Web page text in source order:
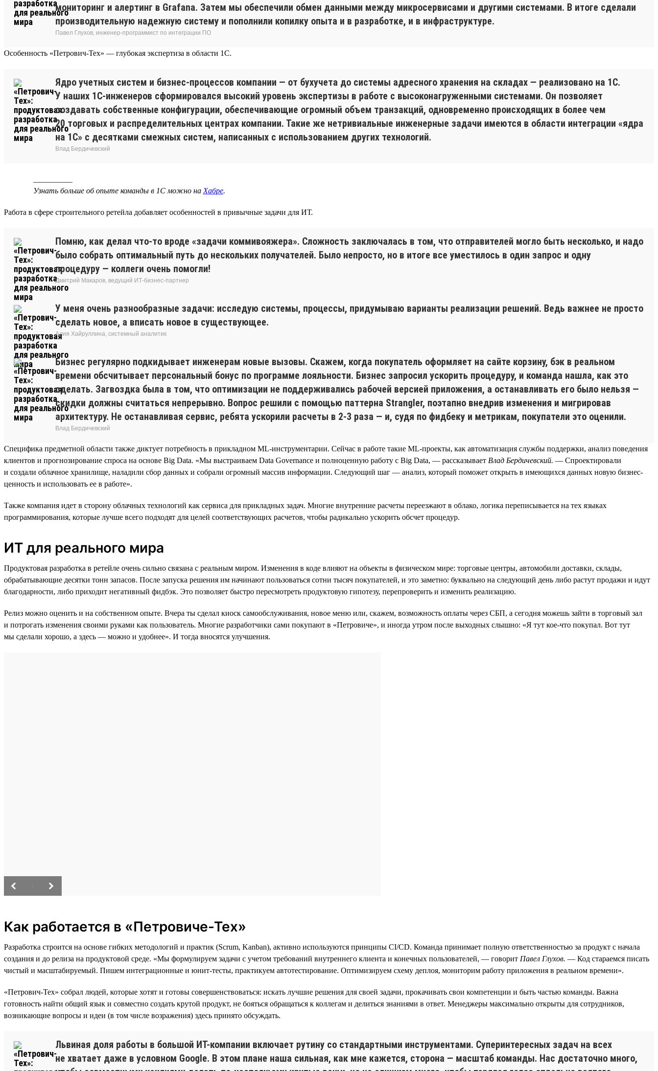
мониторинг и алертинг в Grafana. Затем мы обеспечили обмен данными между микросервисами и другими системами. В итоге сделали
производительную надежную систему и пополнили копилку опыта и в разработке, и в инфраструктуре.
Павел Глухов, инженер-программист по интеграции ПО
Особенность «Петрович-Тех» — глубокая экспертиза в области 1С.
Ядро учетных систем и бизнес-процессов компании — от бухучета до системы адресного хранения на складах — реализовано на 1С.
У наших 1С-инженеров сформировался высокий уровень экспертизы в работе с высоконагруженными системами. Он позволяет
создавать собственные конфигурации, обеспечивающие огромный объем транзакций, одновременно происходящих в более чем
20 торговых и распределительных центрах компании. Такие же нетривиальные инженерные задачи имеются в области интеграции «ядра
на 1С» с десятками смежных систем, написанных с использованием других технологий.
Влад Бердичевский
Узнать больше об опыте команды в 1С можно на Хабре.
Работа в сфере строительного ретейла добавляет особенностей в привычные задачи для ИТ.
Помню, как делал что-то вроде «задачи коммивояжера». Сложность заключалась в том, что отправителей могло быть несколько, и надо
было собрать оптимальный путь до нескольких получателей. Было непросто, но в итоге все уместилось в один запрос и одну
процедуру — коллеги очень помогли!
Дмитрий Макаров, ведущий ИТ-бизнес-партнер
У меня очень разнообразные задачи: исследую системы, процессы, придумываю варианты реализации решений. Ведь важнее не просто
сделать новое, а вписать новое в существующее.
Алия Хайруллина, системный аналитик
Бизнес регулярно подкидывает инженерам новые вызовы. Скажем, когда покупатель оформляет на сайте корзину, бэк в реальном
времени обсчитывает персональный бонус по программе лояльности. Бизнес запросил ускорить процедуру, и команда нашла, как это
сделать. Загвоздка была в том, что оптимизации не поддерживались рабочей версией приложения, а останавливать его было нельзя —
скидки должны считаться непрерывно. Вопрос решили с помощью паттерна Strangler, поэтапно внедрив изменения и мигрировав
архитектуру. Не останавливая сервис, ребята ускорили расчеты в 2‑3 раза — и, судя по фидбеку и метрикам, покупатели это оценили.
Влад Бердичевский
Специфика предметной области также диктует потребность в прикладном ML‑инструментарии. Сейчас в работе такие ML‑проекты, как автоматизация службы поддержки, анализ поведения
клиентов и прогнозирование спроса на основе Big Data. «Мы выстраиваем Data Governance и полноценную работу с Big Data, — рассказывает Влад Бердичевский. — Спроектировали
и создали облачное хранилище, наладили сбор данных и собрали огромный массив информации. Следующий шаг — анализ, который поможет открыть в имеющихся данных новую бизнес-
ценность и использовать ее в работе».
Также компания идет в сторону облачных технологий как сервиса для прикладных задач. Многие внутренние расчеты переезжают в облако, логика переписывается на тех языках
программирования, которые лучше всего подходят для целей соответствующих расчетов, чтобы радикально ускорить обсчет процедур.
ИТ для реального мира
Продуктовая разработка в ретейле очень сильно связана с реальным миром. Изменения в коде влияют на объекты в физическом мире: торговые центры, автомобили доставки, склады,
обрабатывающие десятки тонн запасов. После запуска решения им начинают пользоваться сотни тысяч покупателей, и это заметно: буквально на следующий день либо растут продажи и идут
благодарности, либо приходит негативный фидбэк. Это позволяет быстро пересмотреть продуктовую гипотезу, перепроверить и изменить реализацию.
Релиз можно оценить и на собственном опыте. Вчера ты сделал киоск самообслуживания, новое меню или, скажем, возможность оплаты через СБП, а сегодня можешь зайти в торговый зал
и потрогать изменения своими руками как пользователь. Многие разработчики сами покупают в «Петровиче», и иногда утром после выходных слышно: «Я тут кое-что покупал. Вот тут
мы сделали хорошо, а здесь — можно и удобнее». И тогда вносятся улучшения.
Как работается в «Петровиче-Тех»
Разработка строится на основе гибких методологий и практик (Scrum, Kanban), активно используются принципы CI/CD. Команда принимает полную ответственностью за продукт с начала
создания и до релиза на продуктовой среде. «Мы формулируем задачи с учетом требований внутреннего клиента и конечных пользователей, — говорит Павел Глухов. — Код стараемся писать
чистый и масштабируемый. Пишем интеграционные и юнит-тесты, практикуем автотестирование. Оптимизируем схему деплоя, мониторим работу приложения в реальном времени».
«Петрович-Тех» собрал людей, которые хотят и готовы совершенствоваться: искать лучшие решения для своей задачи, прокачивать свои компетенции и быть частью команды. Важна
готовность найти общий язык и совместно создать крутой продукт, не бояться обращаться к коллегам и делиться знаниями в ответ. Менеджеры максимально открыты для сотрудников,
возникающие вопросы и идеи (в том числе возражения) здесь принято обсуждать.
Львиная доля работы в большой ИТ-компании включает рутину со стандартными инструментами. Суперинтересных задач на всех
не хватает даже в условном Google. В этом плане наша сильная, как мне кажется, сторона — масштаб команды. Нас достаточно много,